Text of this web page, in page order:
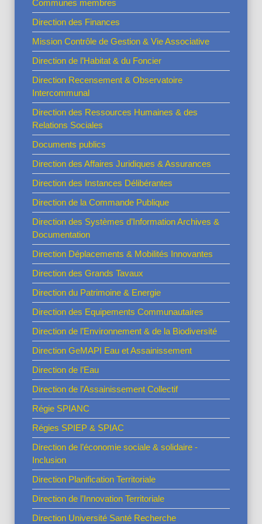
Communes membres
Direction des Finances
Mission Contrôle de Gestion & Vie Associative
Direction de l’Habitat & du Foncier
Direction Recensement & Observatoire
Intercommunal
Direction des Ressources Humaines & des
Relations Sociales
Documents publics
Direction des Affaires Juridiques & Assurances
Direction des Instances Délibérantes
Direction de la Commande Publique
Direction des Systèmes d’Information Archives &
Documentation
Direction Déplacements & Mobilités Innovantes
Direction des Grands Tavaux
Direction du Patrimoine & Energie
Direction des Equipements Communautaires
Direction de l’Environnement & de la Biodiversité
Direction GeMAPI Eau et Assainissement
Direction de l’Eau
Direction de l’Assainissement Collectif
Régie SPIANC
Régies SPIEP & SPIAC
Direction de l’économie sociale & solidaire -
Inclusion
Direction Planification Territoriale
Direction de l’Innovation Territoriale
Direction Université Santé Recherche